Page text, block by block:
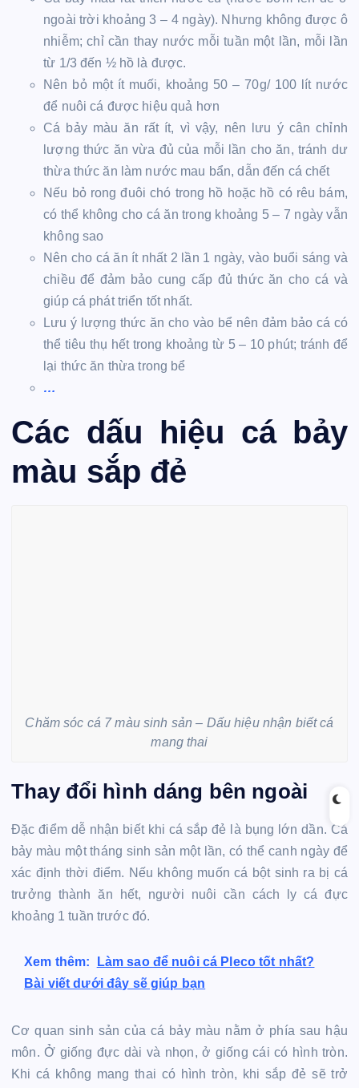
ngoài trời khoảng 3 – 4 ngày). Nhưng không được ô
nhiễm; chỉ cần thay nước mỗi tuần một lần, mỗi lần
từ 1/3 đến ½ hồ là được.
Nên bỏ một ít muối, khoảng 50 – 70g/ 100 lít nước
để nuôi cá được hiệu quả hơn
Cá bảy màu ăn rất ít, vì vậy, nên lưu ý cân chỉnh
lượng thức ăn vừa đủ của mỗi lần cho ăn, tránh dư
thừa thức ăn làm nước mau bẩn, dẫn đến cá chết
Nếu bỏ rong đuôi chó trong hồ hoặc hồ có rêu bám,
có thể không cho cá ăn trong khoảng 5 – 7 ngày vẫn
không sao
Nên cho cá ăn ít nhất 2 lần 1 ngày, vào buổi sáng và
chiều để đảm bảo cung cấp đủ thức ăn cho cá và
giúp cá phát triển tốt nhất.
Lưu ý lượng thức ăn cho vào bể nên đảm bảo cá có
thể tiêu thụ hết trong khoảng từ 5 – 10 phút; tránh để
lại thức ăn thừa trong bể
…
Các dấu hiệu cá bảy
màu sắp đẻ
Chăm sóc cá 7 màu sinh sản – Dấu hiệu nhận biết cá
mang thai
Thay đổi hình dáng bên ngoài
Đặc điểm dễ nhận biết khi cá sắp đẻ là bụng lớn dần. Cá
bảy màu một tháng sinh sản một lần, có thể canh ngày để
xác định thời điểm. Nếu không muốn cá bột sinh ra bị cá
trưởng thành ăn hết, người nuôi cần cách ly cá đực
khoảng 1 tuần trước đó.
Xem thêm:
Làm sao để nuôi cá Pleco tốt nhất?
Bài viết dưới đây sẽ giúp bạn
Cơ quan sinh sản của cá bảy màu nằm ở phía sau hậu
môn. Ở giống đực dài và nhọn, ở giống cái có hình tròn.
Khi cá không mang thai có hình tròn, khi sắp đẻ sẽ trở